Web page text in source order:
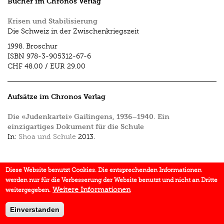
Krisen und Stabilisierung
Die Schweiz in der Zwischenkriegszeit
1998. Broschur
ISBN 978-3-905312-67-6
CHF 48.00 / EUR 29.00
Aufsätze im Chronos Verlag
Die «Judenkartei» Gailingens, 1936–1940. Ein
einzigartiges Dokument für die Schule
In: Shoa und Schule 2013.
Diese Website benutzt Cookies. Die entsprechenden Informationen
werden nur für die Verbesserung der Website benutzt und nicht an Dritte
weitergegeben. Weitere Informationen
Einverstanden